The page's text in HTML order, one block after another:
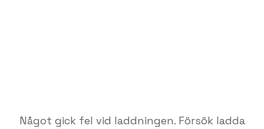
Något gick fel vid laddningen. Försök ladda